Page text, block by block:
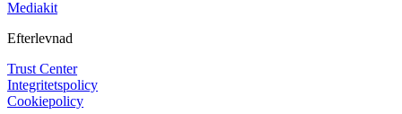
Mediakit
Efterlevnad
Trust Center
Integritetspolicy
Cookiepolicy